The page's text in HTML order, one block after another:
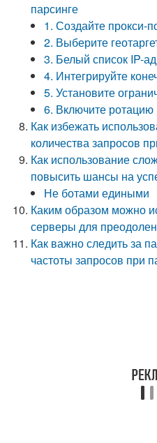
парсинге
1. Создайте прокси-
2. Выберите
3. Белый список IP-
4. Интегрируйте
5. Установите
6. Включите ротацию
Как избежать
количества запросов
Как использование
повысить шансы на
Не ботами едиными
Каким образом можно
серверы для
Как важно следить за
частоты запросов при